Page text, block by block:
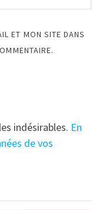
ET MON SITE DANS
indésirables. En
de vos